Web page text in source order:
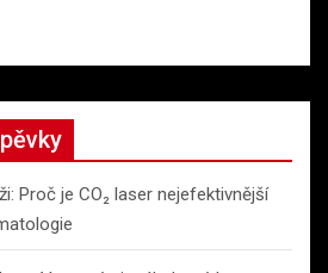
Proč je CO₂ laser nejefektivnější